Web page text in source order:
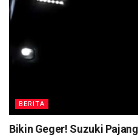
BERITA
Bikin Geger! Suzuki